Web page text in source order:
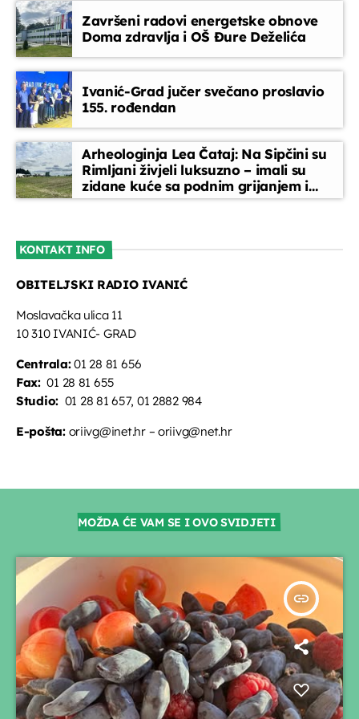
Završeni radovi energetske obnove
Doma zdravlja i OŠ Đure Deželića
Ivanić-Grad jučer svečano proslavio
155. rođendan
Arheologinja Lea Čataj: Na Sipčini su
Rimljani živjeli luksuzno – imali su
zidane kuće sa podnim grijanjem i
oslikanim zidovima
KONTAKT INFO
OBITELJSKI RADIO IVANIĆ
Moslavačka ulica 11
10 310 IVANIĆ- GRAD
Centrala:01 28 81 656
Fax:01 28 81 655
Studio: 01 28 81 657, 01 2882 984
E-pošta:oriivg@inet.hr – oriivg@net.hr
MOŽDA ĆE VAM SE I OVO SVIDJETI
insert_link